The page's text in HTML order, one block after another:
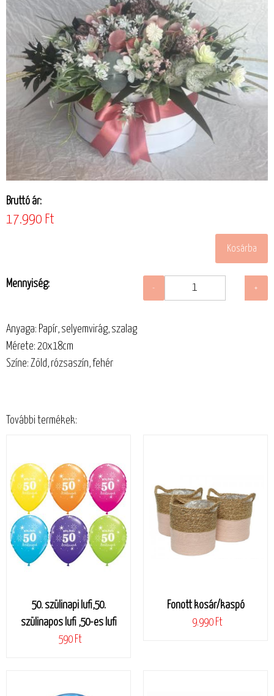
Bruttó ár:
17.990 Ft
Mennyiség:
Anyaga: Papír, selyemvirág, szalag
Mérete: 20x18cm
Színe: Zöld, rózsaszín, fehér
További termékek:
50. szülinapi lufi,50.
szülinapos lufi ,50-es lufi
590 Ft
Fonott kosár/kaspó
9.990 Ft